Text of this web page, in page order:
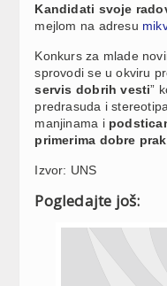
Kandidati svoje
mejlom na adresu
Konkurs za mlade
sprovodi se u okviru
servis dobrih vesti”
predrasuda i
manjinama i
primerima dobre
Izvor: UNS
Pogledajte još: